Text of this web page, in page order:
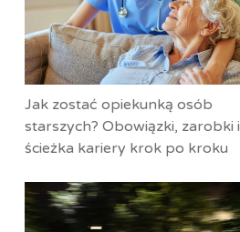
Jak zostać opiekunką osób
starszych? Obowiązki, zarobki i
ścieżka kariery krok po kroku